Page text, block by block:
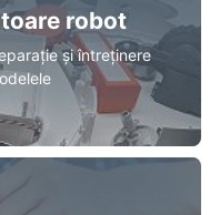
robot
și întreținere